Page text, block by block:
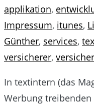
applikation,
Impressum, itunes,
Günther, services,
versicherer,
In textintern (das
Werbung